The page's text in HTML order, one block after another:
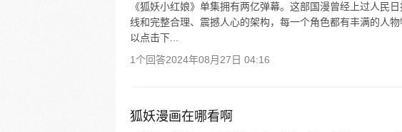
《狐妖小红娘》单集拥有两亿弹幕。这部国漫曾经上过人民
线和完整合理、震撼人心的架构，每一个角色都有丰满的人
以点击下...
1个回答2024年08月27日 04:16
狐妖漫画在哪看啊